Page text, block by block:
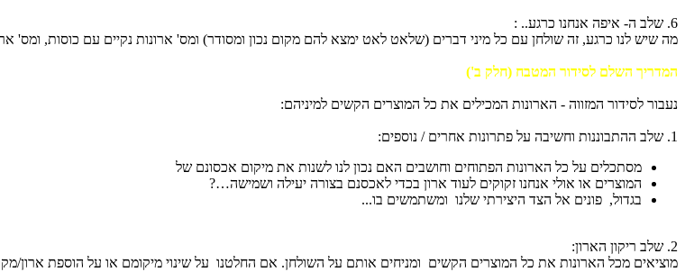
6. שלב ה- איפה אנחנו כרגע.. :
מה שיש לנו כרגע, זה שולחן עם כל מיני דברים (שלאט לאט ימצא להם מקום נכון ומסודר) ומס' ארונות נקיים עם כוסות, ומס'
המדריך השלם לסידור המטבח (חלק ב')
נעבור לסידור המזווה - הארונות המכילים את כל המוצרים הקשים למיניהם:
1. שלב ההתבוננות וחשיבה על פתרונות אחרים / נוספים:
מסתכלים על כל הארונות הפתוחים וחושבים האם נכון לנו לשנות את מיקום אכסונם של
המוצרים או אולי אנחנו זקוקים לעוד ארון בכדי לאכסנם בצורה יעילה ושמישה…?
בגדול, פונים אל הצד היצירתי שלנו ומשתמשים בו...
2. שלב ריקון הארון:
מוציאים מכל הארונות את כל המוצרים הקשים ומניחים אותם על השולחן. אם החלטנו על שינוי מיקומם או על הוספת ארון/